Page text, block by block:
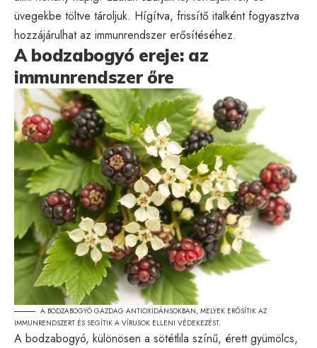
üvegekbe töltve tároljuk. Hígítva, frissítő italként fogyasztva
hozzájárulhat az immunrendszer erősítéséhez.
A bodzabogyó ereje: az
immunrendszer őre
A BODZABOGYÓ GAZDAG ANTIOXIDÁNSOKBAN, MELYEK ERŐSÍTIK AZ
IMMUNRENDSZERT ÉS SEGÍTIK A VÍRUSOK ELLENI VÉDEKEZÉST.
A bodzabogyó, különösen a sötétlila színű, érett gyümölcs,